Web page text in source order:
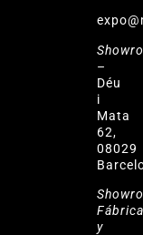
–
Déu
i
Mata
62,
08029
y